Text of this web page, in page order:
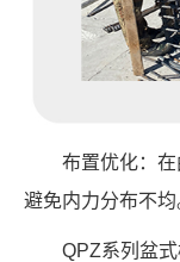
布置优化：
避免内力分布不
QPZ系列盆